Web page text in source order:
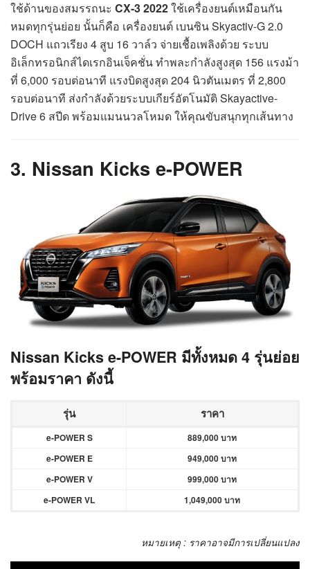
ใช้ด้านของสมรรถนะ CX-3 2022ใช้เครื่องยนต์เหมือนกัน
หมดทุกรุ่นย่อย นั้นก็คือ เครื่องยนต์ เบนซิน Skyactiv-G 2.0
DOCH แถวเรียง 4 สูบ 16 วาล์ว จ่ายเชื้อเพลิงด้วย ระบบ
อิเล็กทรอนิกส์ไดเรกอินเจ็คชั่น ทำพละกำลังสูงสุด 156 แรงม้า
ที่ 6,000 รอบต่อนาที แรงบิดสูงสุด 204 นิวตันเมตร ที่ 2,800
รอบต่อนาที ส่งกำลังด้วยระบบเกียร์อัตโนมัติ Skayactive-
Drive 6 สปีด พร้อมแมนนวลโหมด ให้คุณขับสนุกทุกเส้นทาง
3. Nissan Kicks e-POWER
Nissan Kicks e-POWER มีทั้งหมด 4 รุ่นย่อย
พร้อมราคา ดังนี้
รุ่น ราคา
e-POWER S
889,000 บาท
e-POWER E
949,000 บาท
e-POWER V
999,000 บาท
e-POWER VL
1,049,000 บาท
หมายเหตุ : ราคาอาจมีการเปลี่ยนแปลง